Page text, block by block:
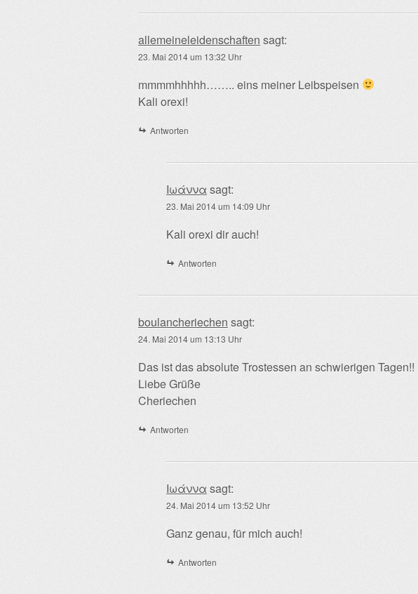
allemeineleidenschaften sagt:
23. Mai 2014 um 13:32 Uhr
mmmmhhhhh…….. eins meiner Leibspeisen
Kali orexi!
Antworten
Ιωάννα sagt:
23. Mai 2014 um 14:09 Uhr
Kali orexi dir auch!
Antworten
boulancheriechen sagt:
24. Mai 2014 um 13:13 Uhr
Das ist das absolute Trostessen an schwierigen Tagen!!
Liebe Grüße
Cheriechen
Antworten
Ιωάννα sagt:
24. Mai 2014 um 13:52 Uhr
Ganz genau, für mich auch!
Antworten